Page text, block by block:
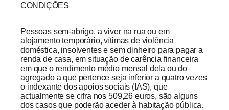
CONDIÇÕES
Pessoas sem-abrigo, a viver na rua ou em
alojamento temporário, vítimas de violência
doméstica, insolventes e sem dinheiro para pagar a
renda de casa, em situação de carência financeira
em que o rendimento médio mensal dela ou do
agregado a que pertence seja inferior a quatro vezes
o indexante dos apoios sociais (IAS), que
actualmente se cifra nos 509,26 euros, são alguns
dos casos que poderão aceder à habitação pública.